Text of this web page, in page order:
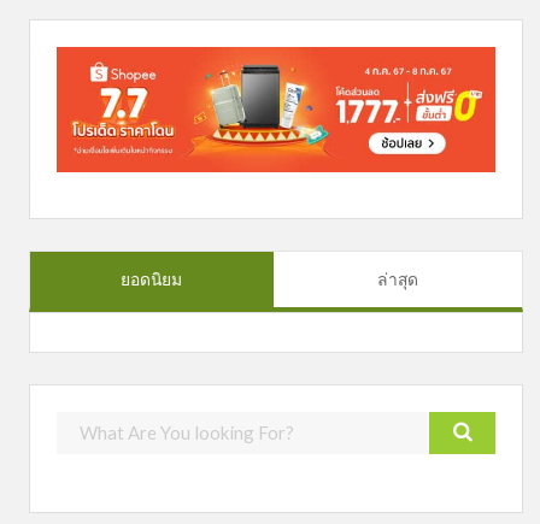
ยอดนิยม ล่าสุด